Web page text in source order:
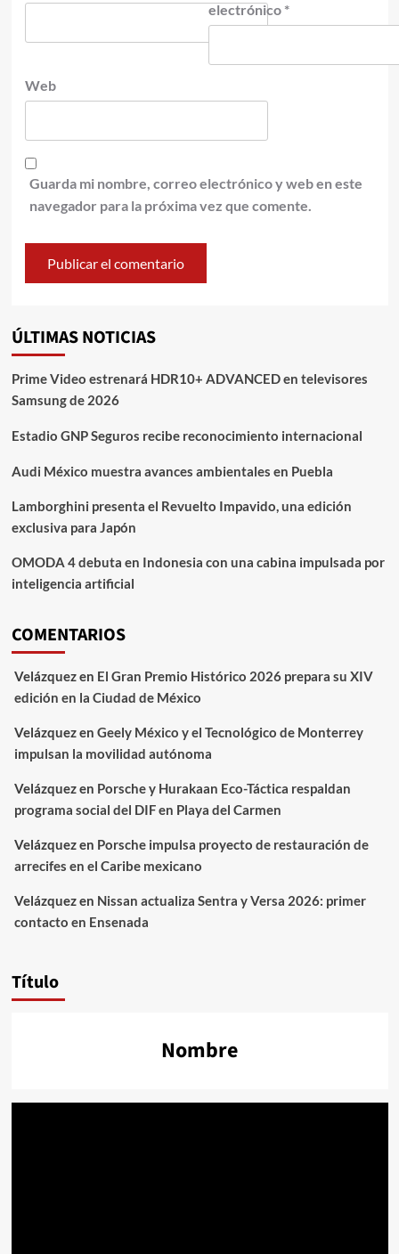
electrónico *
Web
Guarda mi nombre, correo electrónico y web en este
navegador para la próxima vez que comente.
ÚLTIMAS NOTICIAS
Prime Video estrenará HDR10+ ADVANCED en televisores
Samsung de 2026
Estadio GNP Seguros recibe reconocimiento internacional
Audi México muestra avances ambientales en Puebla
Lamborghini presenta el Revuelto Impavido, una edición
exclusiva para Japón
OMODA 4 debuta en Indonesia con una cabina impulsada por
inteligencia artificial
COMENTARIOS
Velázquezen El Gran Premio Histórico 2026 prepara su XIV
edición en la Ciudad de México
Velázquezen Geely México y el Tecnológico de Monterrey
impulsan la movilidad autónoma
Velázquezen Porsche y Hurakaan Eco-Táctica respaldan
programa social del DIF en Playa del Carmen
Velázquezen Porsche impulsa proyecto de restauración de
arrecifes en el Caribe mexicano
Velázquezen Nissan actualiza Sentra y Versa 2026: primer
contacto en Ensenada
Título
Nombre